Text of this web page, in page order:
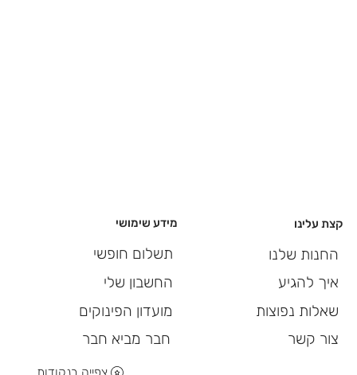
מידע שימושי
תשלום חופשי
החשבון שלי
מועדון הפינוקים
חבר מביא חבר
צפייה בנקודות
קצת עלינו
החנות שלנו
איך להגיע
שאלות נפוצות
צור קשר